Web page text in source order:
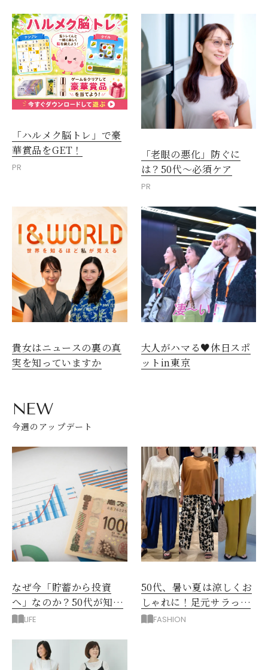
「ハルメク脳トレ」で豪
華賞品をGET！
PR
「老眼の悪化」防ぐに
は？50代～必須ケア
PR
貴女はニュースの裏の真
実を知っていますか
大人がハマる♥休日スポ
ットin東京
NEW
今週のアップデート
なぜ今「貯蓄から投資
へ」なのか？50代が知る
べきお金の新常識
LIFE
50代、暑い夏は涼しくお
しゃれに！足元サラっと
快適「優秀ワイドパン
FASHION